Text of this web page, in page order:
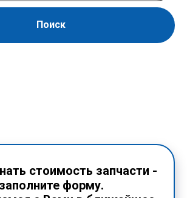
Поиск
стоимость запчасти -
заполните форму.